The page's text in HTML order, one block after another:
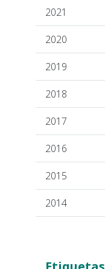
2021
2020
2019
2018
2017
2016
2015
2014